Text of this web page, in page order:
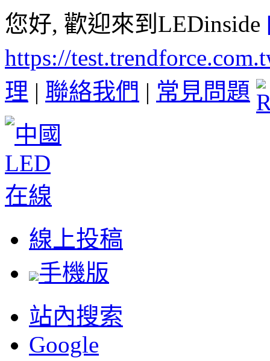
您好, 歡迎來到LEDinside
https://
理 | 聯絡我們 | 常見問題
線上投稿
手機版
站內搜索
Google